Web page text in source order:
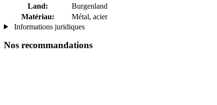
Land:
Burgenland
Matériau:
Métal, acier
Informations juridiques
Nos recommandations